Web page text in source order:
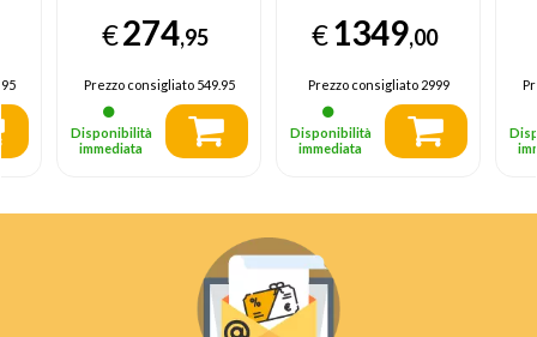
HDR10, 20W, 3
HDMI con Game
Optimizer, Smart
TV WebOS 25
€274,95
Prezzo consigliato549.95
Disponibilità
immediata
Smart TV Wi-Fi
Graphite Black
2024, Processore
Crystal 4K, 4K
Upscaling, Slim
Look, OTS Lite
€1349,00
Prezzo consigliato2999
Disponibilità
immediata